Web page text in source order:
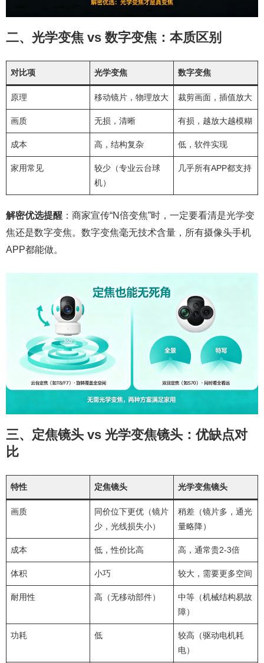
二、光学变焦 vs 数字变焦：本质区别
对比项 光学变焦 数字变焦
原理 移动镜片，物理放大 裁剪画面，插值放大
画质 无损，清晰 有损，越放大越模糊
成本 高，结构复杂 低，软件实现
家用常见
较少（专业云台球
机）
几乎所有APP都支持
解密优选提醒 ：商家宣传“N倍变焦”时，一定要看清是光学变
焦还是数字变焦。数字变焦毫无技术含量，所有摄像头手机
APP都能做。
三、定焦镜头 vs 光学变焦镜头：优缺点对
比
特性 定焦镜头 光学变焦镜头
画质
同价位下更优（镜片
少，光线损失小）
稍差（镜片多，通光
量略降）
成本 低，性价比高 高，通常贵2-3倍
体积 小巧 较大，需要更多空间
耐用性 高（无移动部件）
中等（机械结构易故
障）
功耗 低
较高（驱动电机耗
电）